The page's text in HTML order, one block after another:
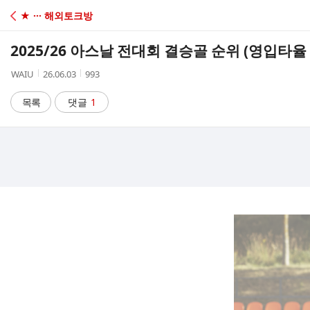
C
A
★ ··· 해외토크방
2025/26 아스날 전대회 결승골 순위 (영입타
작
자
WAIU
작
시
간
26.06.03
조
수
993
목록 댓글 1